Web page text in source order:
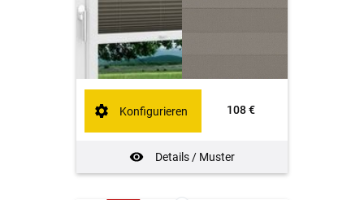
108 €
Details / Muster
Konfigurieren